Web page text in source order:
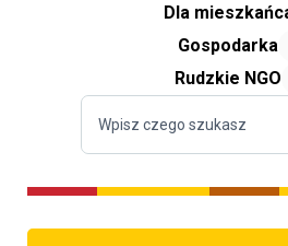
Dla
Gospodarka
Rudzkie NGO